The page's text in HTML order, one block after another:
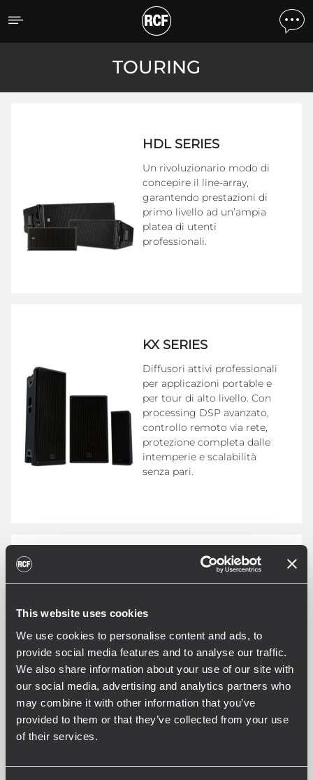
This website uses cookies
We use cookies to personalise content and ads, to
provide social media features and to analyse our traffic.
We also share information about your use of our site with
our social media, advertising and analytics partners who
may combine it with other information that you’ve
provided to them or that they’ve collected from your use
of their services.
Touring
TOURING
HDL SERIES
Un rivoluzionario modo di
concepire il line-array,
garantendo prestazioni di
primo livello ad un’ampia
platea di utenti
professionali.
KX SERIES
Diffusori attivi professionali
per applicazioni portable e
per tour di alto livello. Con
processing DSP avanzato,
controllo remoto via rete,
protezione completa dalle
intemperie e scalabilità
senza pari.
professionale, in grado di
elevate con un’ampia
versatilità nelle applicazioni
audio professionali.